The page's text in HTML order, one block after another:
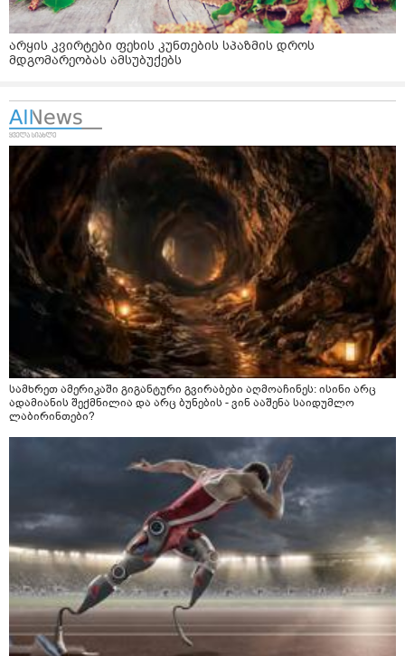
არყის კვირტები ფეხის კუნთების სპაზმის დროს
მდგომარეობას ამსუბუქებს
სამხრეთ ამერიკაში გიგანტური გვირაბები აღმოაჩინეს: ისინი არც
ადამიანის შექმნილია და არც ბუნების - ვინ ააშენა საიდუმლო
ლაბირინთები?